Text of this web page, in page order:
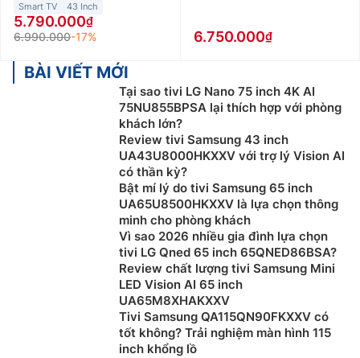
Smart TV 43 Inch
5.790.000
6.990.000-17% 6.750.000
BÀI VIẾT MỚI
Tại sao tivi LG Nano 75 inch 4K AI
75NU855BPSA lại thích hợp với phòng
khách lớn?
Review tivi Samsung 43 inch
UA43U8000HKXXV với trợ lý Vision AI
có thần kỳ?
Bật mí lý do tivi Samsung 65 inch
UA65U8500HKXXV là lựa chọn thông
minh cho phòng khách
Vì sao 2026 nhiều gia đình lựa chọn
tivi LG Qned 65 inch 65QNED86BSA?
Review chất lượng tivi Samsung Mini
LED Vision AI 65 inch
UA65M8XHAKXXV
Tivi Samsung QA115QN90FKXXV có
tốt không? Trải nghiệm màn hình 115
inch khổng lồ